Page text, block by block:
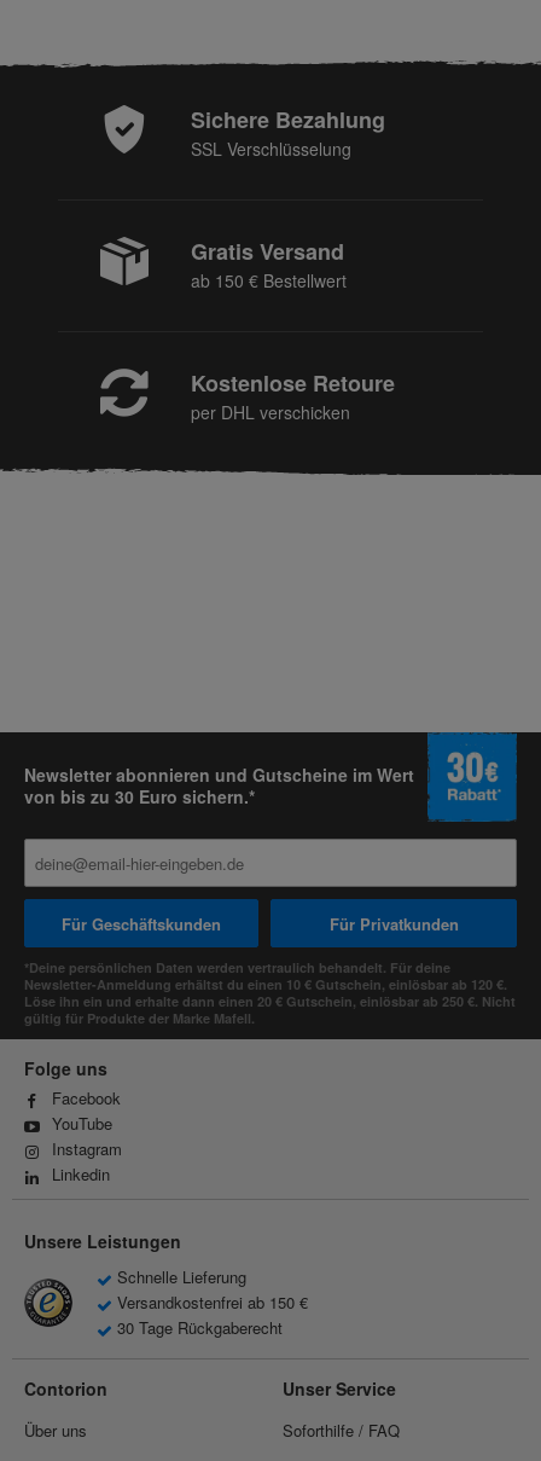
Sichere Bezahlung
SSL Verschlüsselung
Gratis Versand
ab 150 € Bestellwert
Kostenlose Retoure
per DHL verschicken
Newsletter abonnieren und Gutscheine im Wert
von bis zu 30 Euro sichern.*
Für Geschäftskunden Für Privatkunden
*Deine persönlichen Daten werden vertraulich behandelt. Für deine
Newsletter-Anmeldung erhältst du einen 10 € Gutschein, einlösbar ab 120 €.
Löse ihn ein und erhalte dann einen 20 € Gutschein, einlösbar ab 250 €. Nicht
gültig für Produkte der Marke Mafell.
Folge uns
Facebook
YouTube
Instagram
Linkedin
Unsere Leistungen
Schnelle Lieferung
Versandkostenfrei ab 150 €
30 Tage Rückgaberecht
Contorion
Über uns
Unser Service
Soforthilfe / FAQ